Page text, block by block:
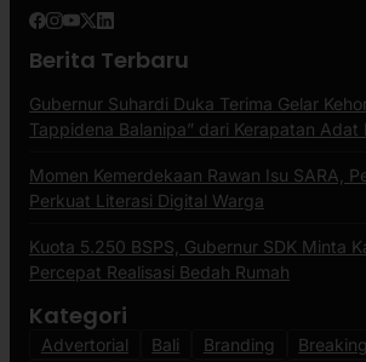
Berita Terbaru
Gubernur Suhardi Duka Terima Gelar
Tappidena Balanipa” dari Kerapatan Adat
Momen Kemerdekaan Rawan Isu SARA,
Perkuat Literasi Digital Warga
Kuota 5.250 BSPS, Gubernur SDK Minta
Percepat Realisasi Bedah Rumah
Kategori
Advertorial Bali Branding